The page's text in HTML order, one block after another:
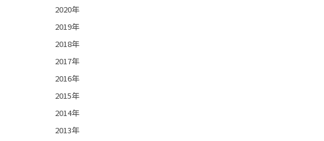
2020年
2019年
2018年
2017年
2016年
2015年
2014年
2013年